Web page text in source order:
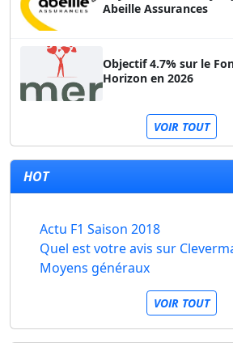
Abeille Assurances
Objectif 4.7% sur le
Horizon en 2026
VOIR TOUT
HOT
Actu F1 Saison 2018
Quel est votre avis sur
Moyens généraux
VOIR TOUT